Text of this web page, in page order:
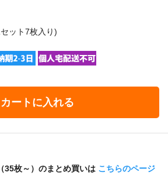
ット7枚入り)
カートに入れる
35枚～）のまとめ買いは こちらのページ